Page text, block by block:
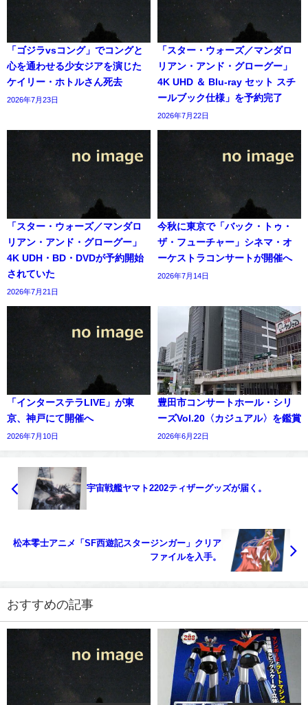
「ゴジラvsコング」でコングと
心を通わせる少女ジアを演じた
ケイリー・ホトルさん死去
2026年7月23日
「スター・ウォーズ／マンダロ
リアン・アンド・グローグー」
4K UHD ＆ Blu-ray セット スチ
ールブック仕様」を予約完了
2026年7月22日
「スター・ウォーズ／マンダロ
リアン・アンド・グローグー」
4K UDH・BD・DVDが予約開始
されていた
2026年7月21日
今秋に東京で「バック・トゥ・
ザ・フューチャー」シネマ・オ
ーケストラコンサートが開催へ
2026年7月14日
「インターステラLIVE」が東
京、神戸にて開催へ
2026年7月10日
豊田市コンサートホール・シリ
ーズVol.20〈カジュアル〉を鑑賞
2026年6月22日
宇宙戦艦ヤマト2202ティザーグッズが届く。
松本零士アニメ「SF西遊記スタージンガー」クリア
ファイルを入手。
おすすめの記事